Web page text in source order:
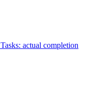
Tasks: actual completion